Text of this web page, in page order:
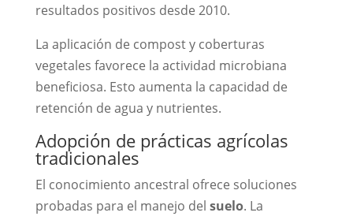
resultados positivos desde 2010.
La aplicación de compost y coberturas
vegetales favorece la actividad microbiana
beneficiosa. Esto aumenta la capacidad de
retención de agua y nutrientes.
Adopción de prácticas agrícolas
tradicionales
El conocimiento ancestral ofrece soluciones
probadas para el manejo del suelo. La